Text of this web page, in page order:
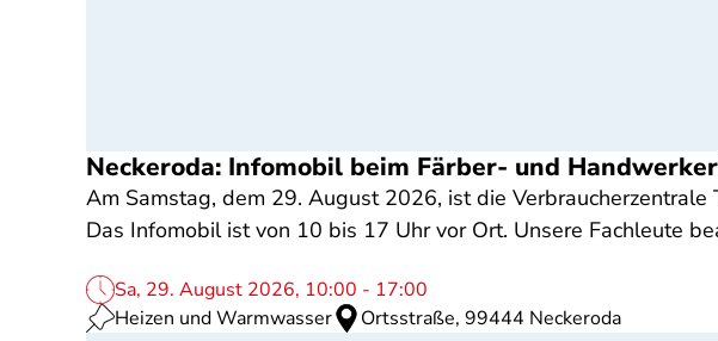
Neckeroda: Infomobil beim Färber- und
Am Samstag, dem 29. August 2026, ist die
Das Infomobil ist von 10 bis 17 Uhr vor Ort. Unsere Fachleute
Sa, 29. August 2026, 10:00 - 17:00
Heizen und Warmwasser
Ortsstraße, 99444 Neckeroda